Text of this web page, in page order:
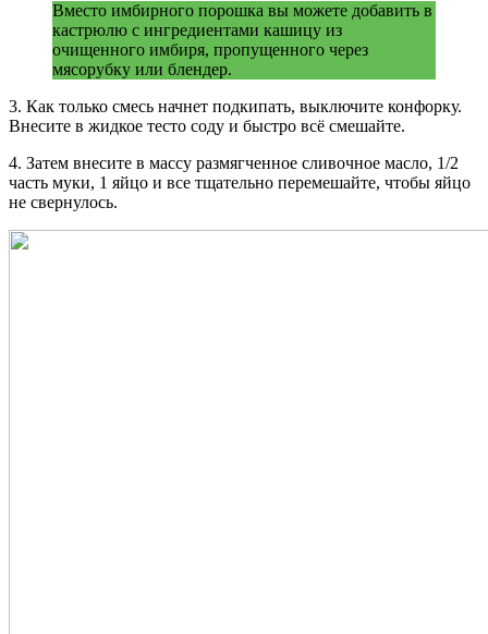
Вместо имбирного порошка вы можете добавить в
кастрюлю с ингредиентами кашицу из
очищенного имбиря, пропущенного через
мясорубку или блендер.
3. Как только смесь начнет подкипать, выключите конфорку.
Внесите в жидкое тесто соду и быстро всё смешайте.
4. Затем внесите в массу размягченное сливочное масло, 1/2
часть муки, 1 яйцо и все тщательно перемешайте, чтобы яйцо
не свернулось.